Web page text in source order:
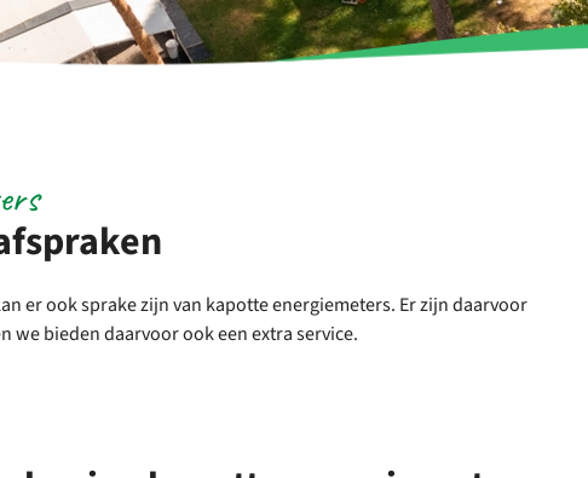
er ook sprake zijn van kapotte energiemeters. Er zijn daarvoor
we bieden daarvoor ook een extra service.